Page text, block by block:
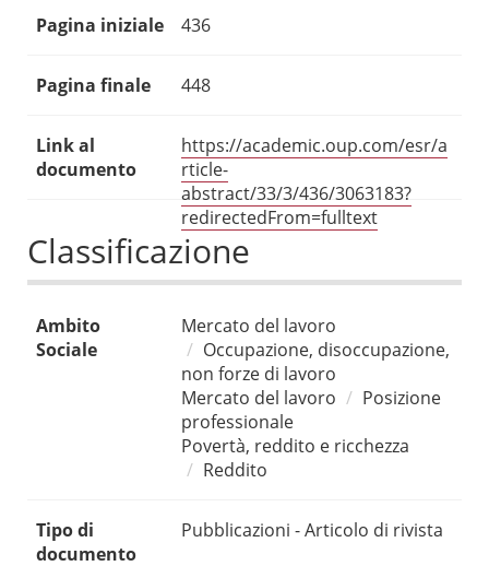
Pagina iniziale 436
Pagina finale 448
Link al
documento
https://academic.oup.com/esr/a
rticle-
abstract/33/3/436/3063183?
redirectedFrom=fulltext
Classificazione
Ambito
Sociale
Mercato del lavoro
Occupazione, disoccupazione,
non forze di lavoro
Mercato del lavoro
Posizione
professionale
Povertà, reddito e ricchezza
Reddito
Tipo di
documento
Pubblicazioni - Articolo di rivista